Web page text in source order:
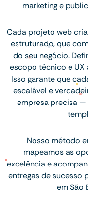
marketing e
Cada projeto web
estruturado, que
do seu negócio.
escopo técnico e UX
Isso garante que
escalável e
empresa precisa
Nosso método
mapeamos as
excelência e
entregas de sucesso
em São